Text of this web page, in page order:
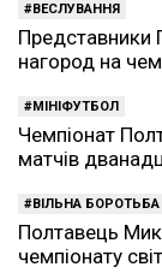
ВЕСЛУВАННЯ
Представники
нагород на
МІНІФУТБОЛ
Чемпіонат
матчів
ВІЛЬНА БОРОТЬБА
Полтавець
чемпіонату